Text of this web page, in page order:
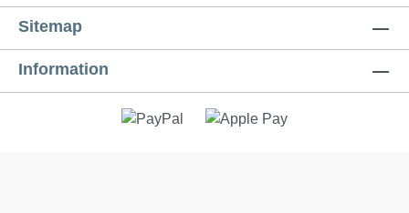
Sitemap
Information